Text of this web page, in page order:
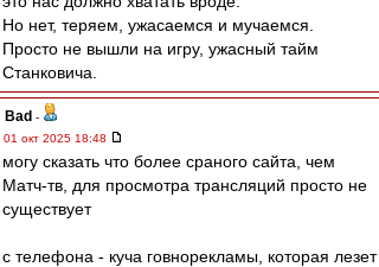
Но нет, теряем, ужасаемся и мучаемся.
Просто не вышли на игру, ужасный тайм
Станковича.
Bad -
01 окт 2025 18:48
могу сказать что более сраного сайта, чем
Матч-тв, для просмотра трансляций просто не
существует
с телефона - куча говнорекламы, которая лезет